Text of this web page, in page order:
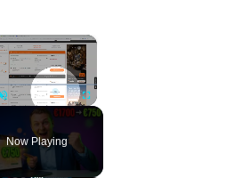
×
Fullscreen
Now Playing